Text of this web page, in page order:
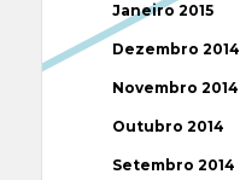
Janeiro 2015
Dezembro 2014
Novembro 2014
Outubro 2014
Setembro 2014